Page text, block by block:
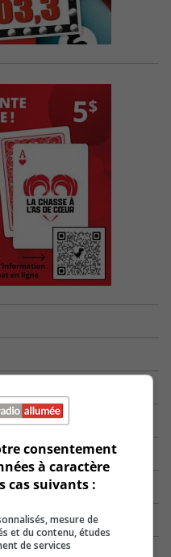
consentement
à caractère
cas suivants :
mesure de
et du contenu, études
de services